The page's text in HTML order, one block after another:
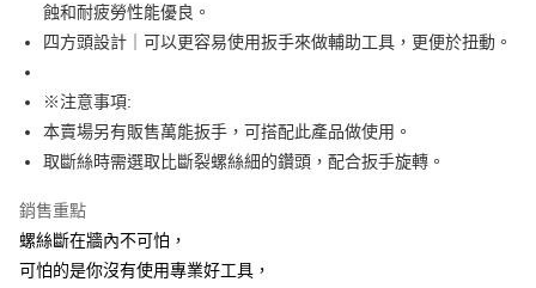
相關說明
【關於「AFTEE先享後付」】
AFTEE先享後付是「在收到商品之後才付款」的支付方式。 讓您購物簡單
１．簡單：不需註冊會員、不需綁卡、不需儲值。
２．便利：只要手機號碼，簡訊認證，即可結帳。
３．安心：先確認商品／服務後，再付款。
１．於結帳方式選擇「AFTEE先享後付」後，將跳轉至「AFTEE先享後付」
結帳頁面，進行簡訊認證並確認金額後，即可完成結帳。
２．訂單成立數日內，您將收到繳費通知簡訊。
３．收到繳費通知簡訊後14天內，點擊此簡訊中的連結，可透過四大超商／
運送方式
全家取貨付款
7-11取貨付款
每筆NT$60，滿NT$499(含以上)免運費
蝕和耐疲勞性能優良。
四方頭設計｜可以更容易使用扳手來做輔助工具，更便於扭動。
※注意事項:
本賣場另有販售萬能扳手，可搭配此產品做使用。
取斷絲時需選取比斷裂螺絲細的鑽頭，配合扳手旋轉。
銷售重點
螺絲斷在牆內不可怕，
可怕的是你沒有使用專業好工具，